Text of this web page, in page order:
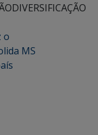
DIVERSIFICAÇÃO
o
MS